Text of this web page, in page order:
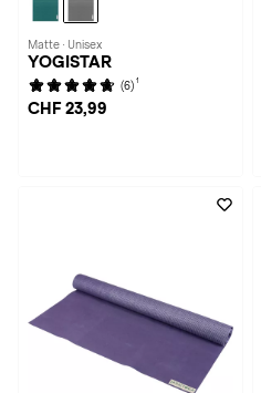
Matte · Unisex
YOGISTAR
(6) 1
CHF 23,99